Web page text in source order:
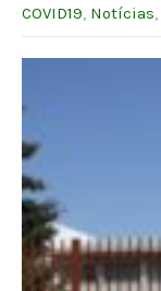
COVID19 Notícias